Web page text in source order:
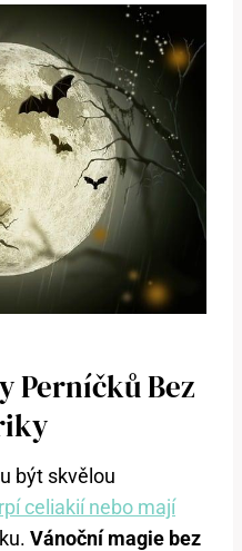
Perníčků Bez
být skvělou
celiakií nebo mají
Vánoční magie bez